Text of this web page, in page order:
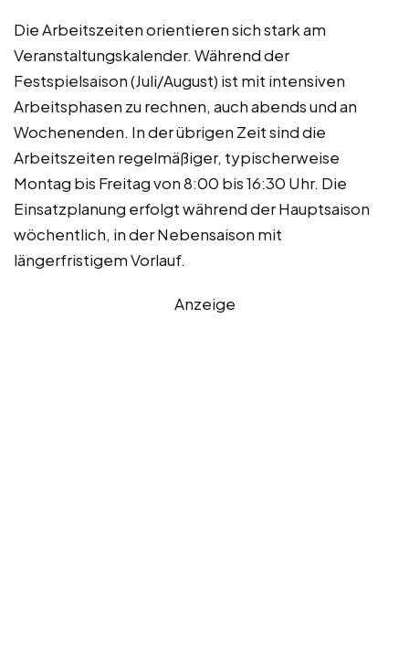
Die Arbeitszeiten orientieren sich stark am
Veranstaltungskalender. Während der
Festspielsaison (Juli/August) ist mit intensiven
Arbeitsphasen zu rechnen, auch abends und an
Wochenenden. In der übrigen Zeit sind die
Arbeitszeiten regelmäßiger, typischerweise
Montag bis Freitag von 8:00 bis 16:30 Uhr. Die
Einsatzplanung erfolgt während der Hauptsaison
wöchentlich, in der Nebensaison mit
längerfristigem Vorlauf.
Anzeige